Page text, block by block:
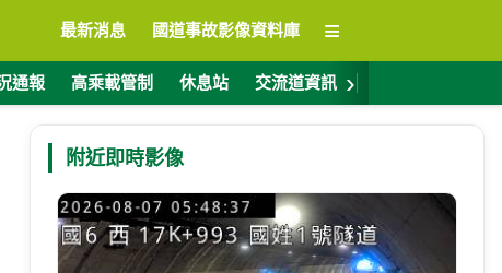
最新消息 國道事故影像資料庫 ≡
通報 高乘載管制 休息站 交流道資訊 ›
附近即時影像